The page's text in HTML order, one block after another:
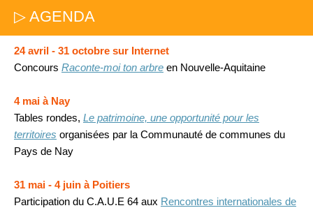
▷ AGENDA
24 avril - 31 octobre sur Internet
Concours Raconte-moi ton arbre en Nouvelle-Aquitaine
4 mai à Nay
Tables rondes, Le patrimoine, une opportunité pour les
territoires organisées par la Communauté de communes du
Pays de Nay
31 mai - 4 juin à Poitiers
Participation du C.A.U.E 64 aux Rencontres internationales de